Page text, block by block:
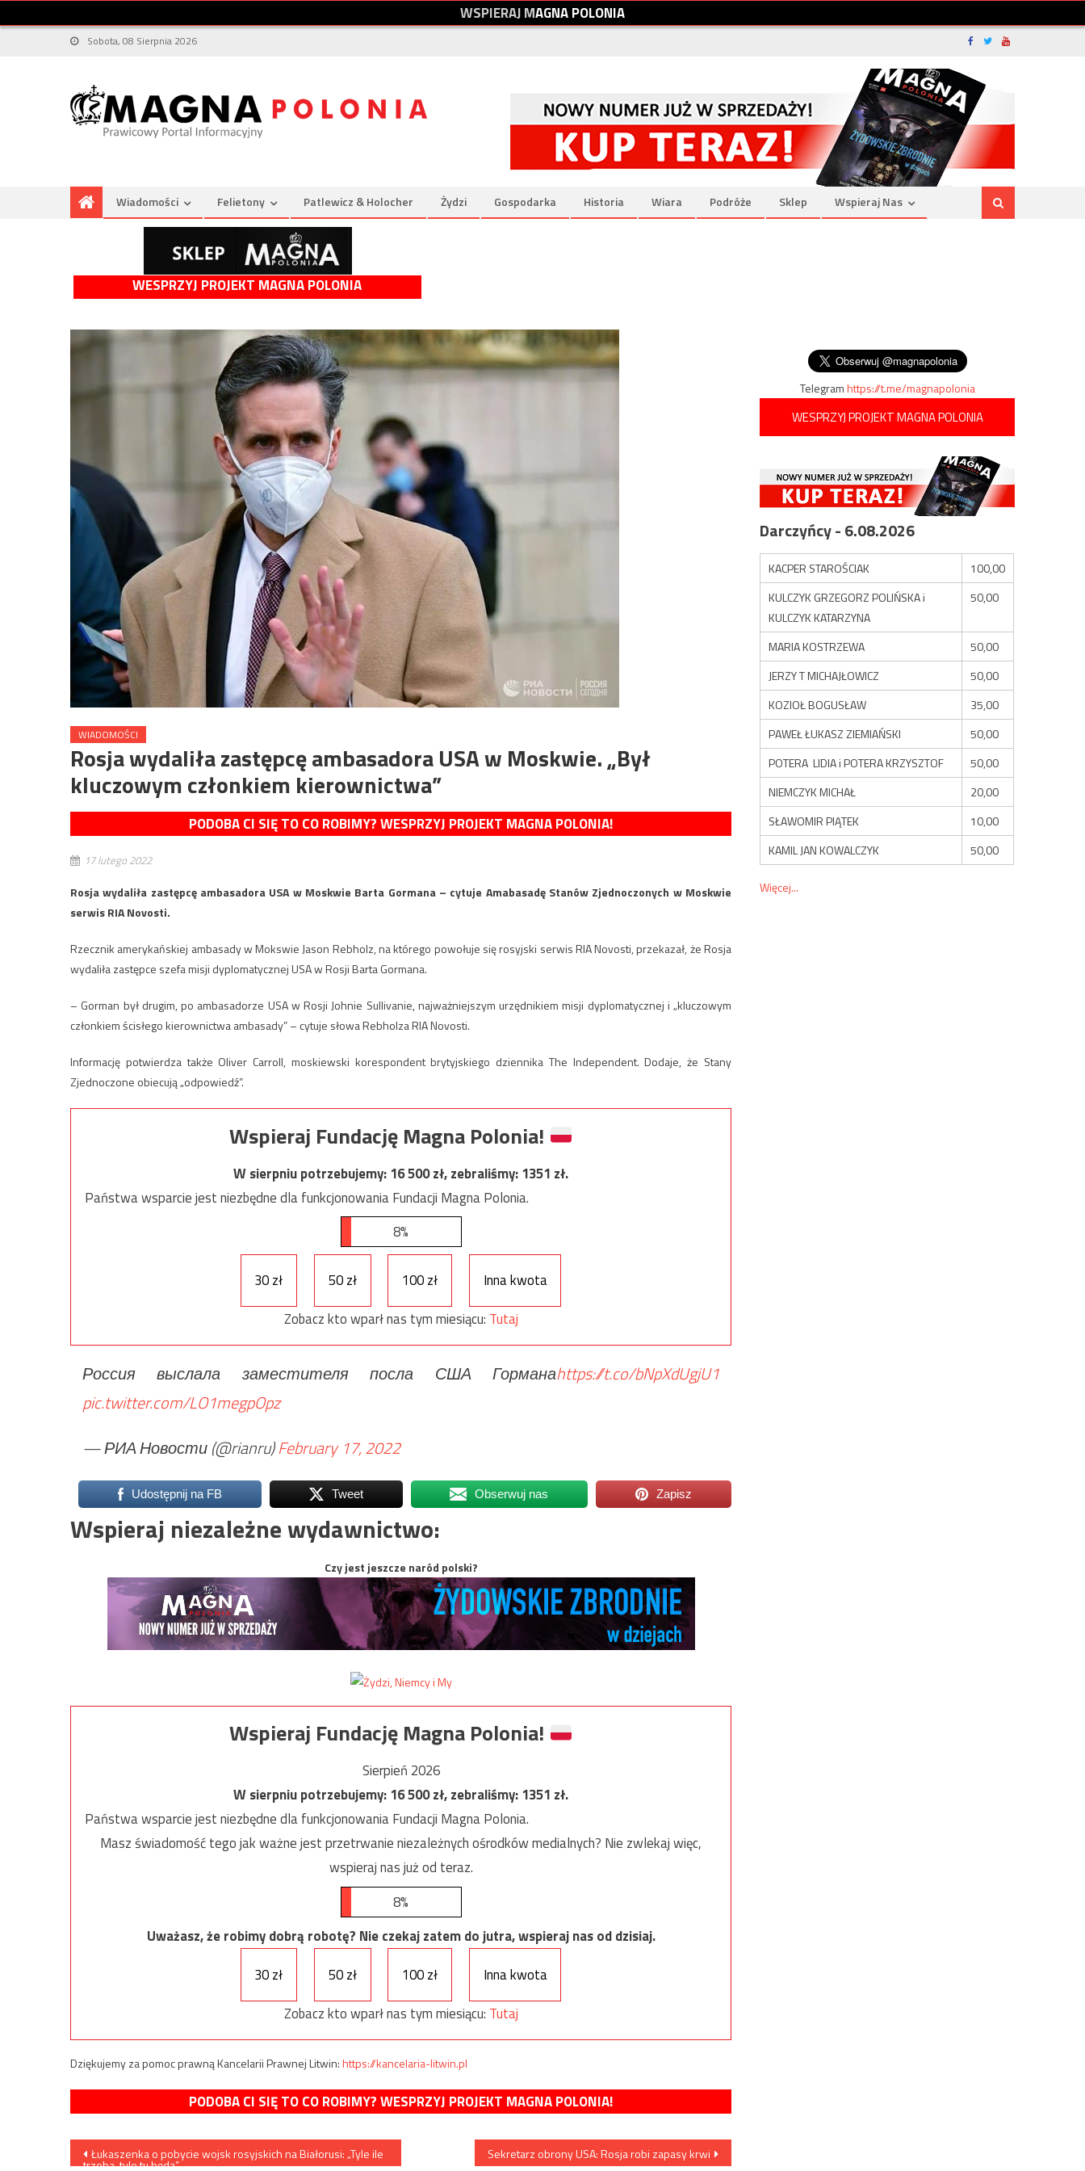
WSPIERAJMAGNAPOLONIA
Sobota, 08 Sierpnia 2026
Wiadomości Felietony Patlewicz & Holocher Żydzi Gospodarka Historia Wiara Podróże Sklep Wspieraj Nas
WESPRZYJ PROJEKT MAGNA POLONIA
WIADOMOŚCI
Rosja wydaliła zastępcę ambasadora USA w Moskwie. „Był
kluczowym członkiem kierownictwa”
PODOBA CI SIĘ TO CO ROBIMY? WESPRZYJ PROJEKT MAGNA POLONIA!
17 lutego 2022
Rosja wydaliła zastępcę ambasadora USA w Moskwie Barta Gormana – cytuje Amabasadę Stanów Zjednoczonych w Moskwie
serwis RIA Novosti.
Rzecznik amerykańskiej ambasady w Mokswie Jason Rebholz, na którego powołuje się rosyjski serwis RIA Novosti, przekazał, że Rosja
wydaliła zastępce szefa misji dyplomatycznej USA w Rosji Barta Gormana.
– Gorman był drugim, po ambasadorze USA w Rosji Johnie Sullivanie, najważniejszym urzędnikiem misji dyplomatycznej i „kluczowym
członkiem ścisłego kierownictwa ambasady” – cytuje słowa Rebholza RIA Novosti.
Informację potwierdza także Oliver Carroll, moskiewski korespondent brytyjskiego dziennika The Independent. Dodaje, że Stany
Zjednoczone obiecują „odpowiedź”.
Wspieraj Fundację Magna Polonia!
W sierpniu potrzebujemy:16 500zł, zebraliśmy:1351 zł.
Państwa wsparcie jest niezbędne dla funkcjonowania Fundacji Magna Polonia.
8%
30 zł 50 zł 100 zł
Inna kwota
Zobacz kto wparł nas tym miesiącu: Tutaj
Россия выслала заместителя посла США Горманаhttps://t.co/bNpXdUgjU1
pic.twitter.com/LO1megpOpz
— РИА Новости (@rianru)February 17, 2022
Udostępnij na FB Tweet Obserwuj nas Zapisz
Wspieraj niezależne wydawnictwo:
Czy jest jeszcze naród polski?
Wspieraj Fundację Magna Polonia!
Sierpień 2026
W sierpniu potrzebujemy:16 500zł, zebraliśmy:1351 zł.
Państwa wsparcie jest niezbędne dla funkcjonowania Fundacji Magna Polonia.
Masz świadomość tego jak ważne jest przetrwanie niezależnych ośrodków medialnych? Nie zwlekaj więc,
wspieraj nas już od teraz.
8%
Uważasz, że robimy dobrą robotę? Nie czekaj zatem do jutra, wspieraj nas od dzisiaj.
30 zł
50 zł 100 zł
Inna kwota
Zobacz kto wparł nas tym miesiącu: Tutaj
Dziękujemy za pomoc prawną Kancelarii Prawnej Litwin:https://kancelaria-litwin.pl
PODOBA CI SIĘ TO CO ROBIMY? WESPRZYJ PROJEKT MAGNA POLONIA!
Nawigacja
Łukaszenka o pobycie wojsk rosyjskich na Białorusi: „Tyle ile
trzeba, tyle tu będą”
Sekretarz obrony USA: Rosja robi zapasy krwi
Telegramhttps://t.me/magnapolonia
WESPRZYJ PROJEKT MAGNA POLONIA
Darczyńcy - 6.08.2026
KACPER STAROŚCIAK
100,00
KULCZYK GRZEGORZ POLIŃSKA i
KULCZYK KATARZYNA
50,00
MARIA KOSTRZEWA
50,00
JERZY T MICHAJŁOWICZ
50,00
KOZIOŁ BOGUSŁAW
35,00
PAWEŁ ŁUKASZ ZIEMIAŃSKI
50,00
POTERA LIDIA i POTERA KRZYSZTOF
50,00
NIEMCZYK MICHAŁ
20,00
SŁAWOMIR PIĄTEK
10,00
KAMIL JAN KOWALCZYK
50,00
Więcej...